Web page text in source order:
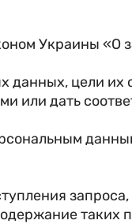
Украины «О
данных, цели
или дать
таких